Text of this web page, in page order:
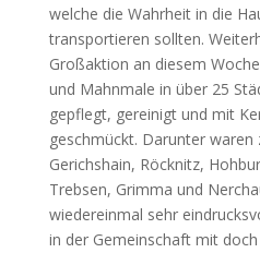
welche die Wahrheit in die
transportieren sollten.
Großaktion an diesem
und Mahnmale in über 25
gepflegt, gereinigt und mit
geschmückt. Darunter
Gerichshain, Röcknitz,
Trebsen, Grimma und
wiedereinmal sehr
in der Gemeinschaft mit